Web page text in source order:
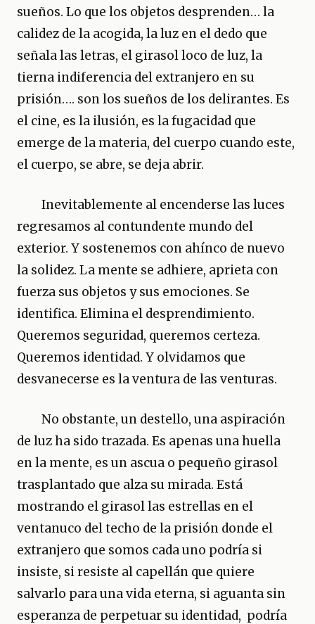
sueños. Lo que los objetos desprenden… la
calidez de la acogida, la luz en el dedo que
señala las letras, el girasol loco de luz, la
tierna indiferencia del extranjero en su
prisión…. son los sueños de los delirantes. Es
el cine, es la ilusión, es la fugacidad que
emerge de la materia, del cuerpo cuando este,
el cuerpo, se abre, se deja abrir.
Inevitablemente al encenderse las luces
regresamos al contundente mundo del
exterior. Y sostenemos con ahínco de nuevo
la solidez. La mente se adhiere, aprieta con
fuerza sus objetos y sus emociones. Se
identifica. Elimina el desprendimiento.
Queremos seguridad, queremos certeza.
Queremos identidad. Y olvidamos que
desvanecerse es la ventura de las venturas.
No obstante, un destello, una aspiración
de luz ha sido trazada. Es apenas una huella
en la mente, es un ascua o pequeño girasol
trasplantado que alza su mirada. Está
mostrando el girasol las estrellas en el
ventanuco del techo de la prisión donde el
extranjero que somos cada uno podría si
insiste, si resiste al capellán que quiere
salvarlo para una vida eterna, si aguanta sin
esperanza de perpetuar su identidad, podría